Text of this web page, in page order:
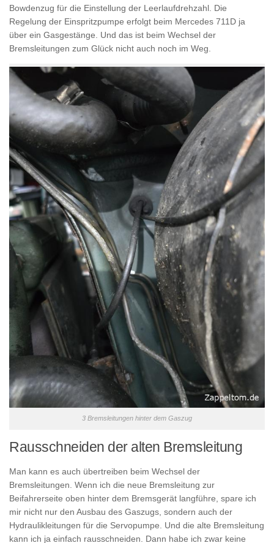
Bowdenzug für die Einstellung der Leerlaufdrehzahl. Die
Regelung der Einspritzpumpe erfolgt beim Mercedes 711D ja
über ein Gasgestänge. Und das ist beim Wechsel der
Bremsleitungen zum Glück nicht auch noch im Weg.
3 Bremsleitungen hinter dem Gaszug
Rausschneiden der alten Bremsleitung
Man kann es auch übertreiben beim Wechsel der
Bremsleitungen. Wenn ich die neue Bremsleitung zur
Beifahrerseite oben hinter dem Bremsgerät langführe, spare ich
mir nicht nur den Ausbau des Gaszugs, sondern auch der
Hydraulikleitungen für die Servopumpe. Und die alte Bremsleitung
kann ich ja einfach rausschneiden. Dann habe ich zwar keine